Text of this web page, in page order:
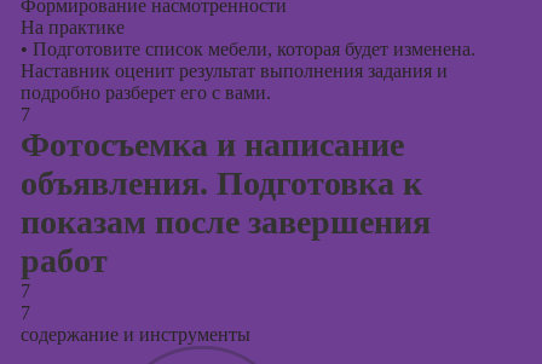
Формирование насмотренности
На практике
• Подготовите список мебели, которая будет изменена.
Наставник оценит результат выполнения задания и
подробно разберет его с вами.
7
Фотосъемка и написание
объявления. Подготовка к
показам после завершения
работ
7
7
содержание и инструменты